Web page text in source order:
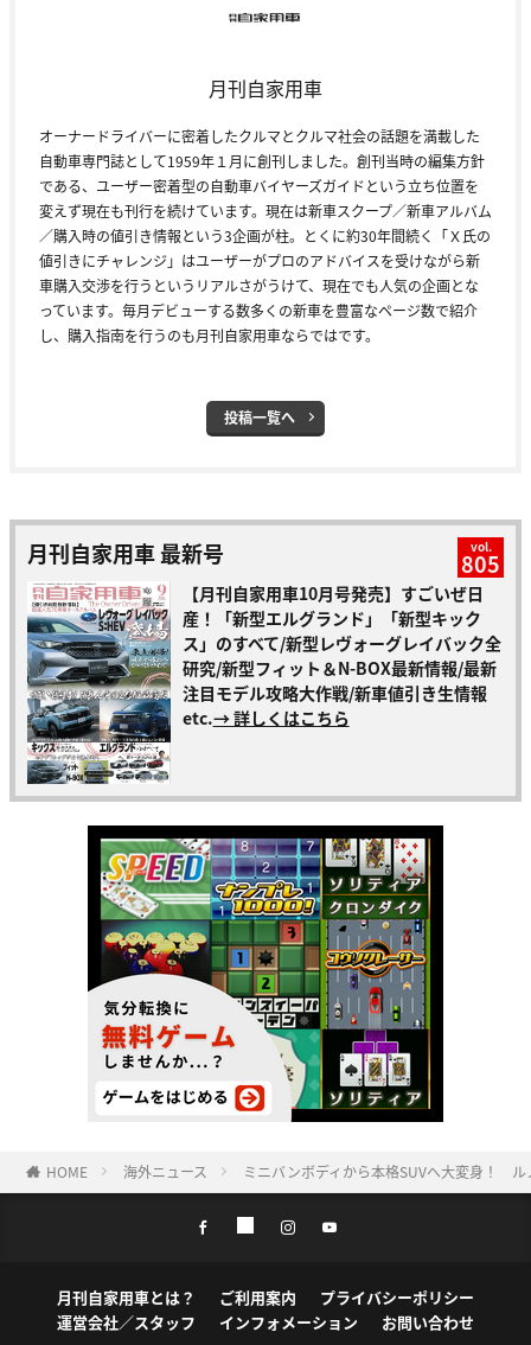
月刊自家用車
オーナードライバーに密着したクルマとクルマ社会の話題を満載した
自動車専門誌として1959年１月に創刊しました。創刊当時の編集方針
である、ユーザー密着型の自動車バイヤーズガイドという立ち位置を
変えず現在も刊行を続けています。現在は新車スクープ／新車アルバム
／購入時の値引き情報という3企画が柱。とくに約30年間続く「Ｘ氏の
値引きにチャレンジ」はユーザーがプロのアドバイスを受けながら新
車購入交渉を行うというリアルさがうけて、現在でも人気の企画とな
っています。毎月デビューする数多くの新車を豊富なページ数で紹介
し、購入指南を行うのも月刊自家用車ならではです。
投稿一覧へ
月刊自家用車 最新号 vol.
805
【月刊自家用車10月号発売】すごいぜ日
産！「新型エルグランド」「新型キック
ス」のすべて/新型レヴォーグレイバック全
研究/新型フィット＆N-BOX最新情報/最新
注目モデル攻略大作戦/新車値引き生情報
etc.→ 詳しくはこちら
HOME 海外ニュース ミニバンボディから本格SUVへ大変身！
月刊自家用車とは？ ご利用案内
プライバシーポリシー
運営会社／スタッフ
インフォメーション お問い合わせ